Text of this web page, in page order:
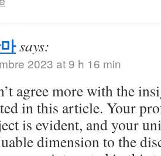
says:
2023 at 9 h 16 min
agree more with the
in this article. Your
is evident, and your
dimension to the